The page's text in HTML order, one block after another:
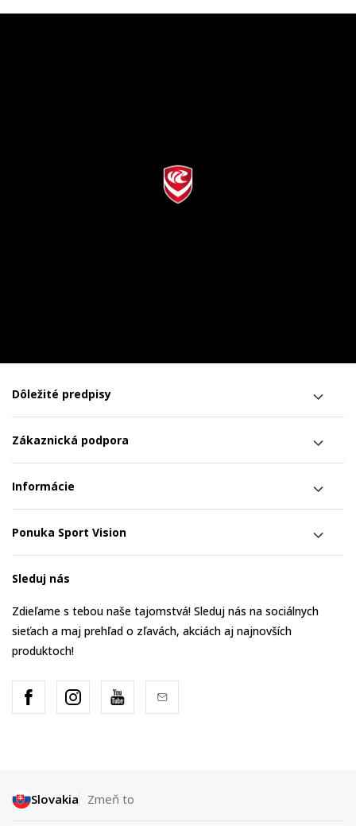
Dôležité predpisy
Zákaznická podpora
Informácie
Ponuka Sport Vision
Sleduj nás
Zdieľame s tebou naše tajomstvá! Sleduj nás na sociálnych
sieťach a maj prehľad o zľavách, akciách aj najnovších
produktoch!
Slovakia Zmeň to